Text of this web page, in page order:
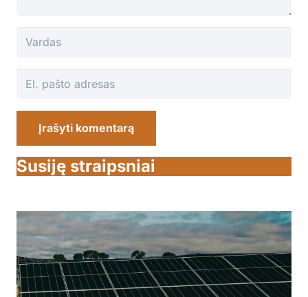
Įrašyti komentarą
Susiję straipsniai